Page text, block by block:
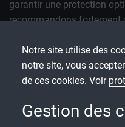
garantir une protection
recommandons fortement
sont formés
irréprochable, une
strict respect des normes
Notre site utilise des
notre site, vous
de ces cookies. Voir
Gestion des